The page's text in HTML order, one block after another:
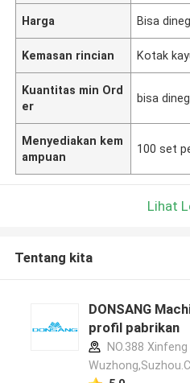
Harga Bisa
Kemasan rincian Kotak
Kuantitas min Ord
er
bisa
Menyediakan kem
ampuan
100 set
Lihat
Tentang kita
DONSANG
profil pabrikan
NO.388 Xinfeng